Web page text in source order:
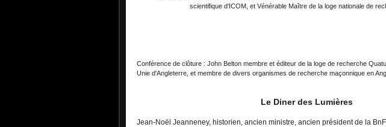
scientifique d'ICOM, et Vénérable Maître de la loge nationale de
Conférence de clôture : John Belton membre et éditeur de la loge de recherche
Unie d'Angleterre, et membre de divers organismes de recherche maçonnique en
Le Diner des Lumières
Jean-Noël Jeanneney, historien, ancien ministre, ancien président de la